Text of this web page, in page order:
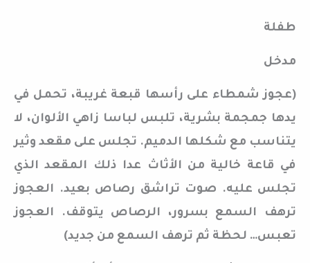
طفلة
مدخل
(عجوز شمطاء على رأسها قبعة غريبة، تحمل في
يدها جمجمة بشرية، تلبس لباسا زاهي الألوان، لا
يتناسب مع شكلها الدميم. تجلس على مقعد وثير
في قاعة خالية من الأثاث عدا ذلك المقعد الذي
تجلس عليه. صوت تراشق رصاص بعيد. العجوز
ترهف السمع بسرور، الرصاص يتوقف. العجوز
تعبس… لحظة ثم ترهف السمع من جديد)